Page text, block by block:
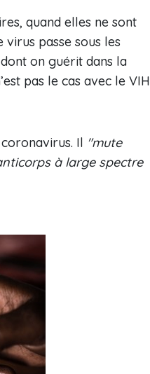
quand elles ne sont
passe sous les
on guérit dans la
pas le cas avec le
Il "mute
à large spectre